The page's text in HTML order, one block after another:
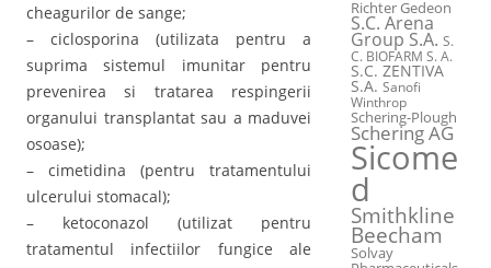
cheagurilor de sange;
– ciclosporina (utilizata pentru a
suprima sistemul imunitar pentru
prevenirea si tratarea respingerii
organului transplantat sau a maduvei
osoase);
– cimetidina (pentru tratamentului
ulcerului stomacal);
– ketoconazol (utilizat pentru
tratamentul infectiilor fungice ale
Richter Gedeon
S.C. Arena
Group S.A. S.
C. BIOFARM S. A.
S.C. ZENTIVA
S.A. Sanofi
Winthrop
Schering-Plough
Schering AG
Sicome
d
Smithkline
Beecham
Solvay